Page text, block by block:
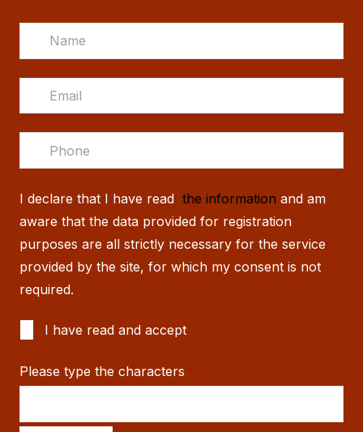
I declare that I have read the information and am
aware that the data provided for registration
purposes are all strictly necessary for the service
provided by the site, for which my consent is not
required.
I have read and accept
Please type the characters *